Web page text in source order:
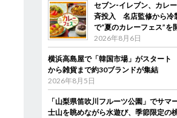
セブン‐イレブン、カレ
斉投入 名店監修から冷
で“夏のカレーフェス”を
2026年8月6日
横浜高島屋で「韓国市場」がスター
から雑貨まで約30ブランドが集結
2026年8月5日
「山梨県笛吹川フルーツ公園」でサ
士山を眺めながら水遊び、季節限定の